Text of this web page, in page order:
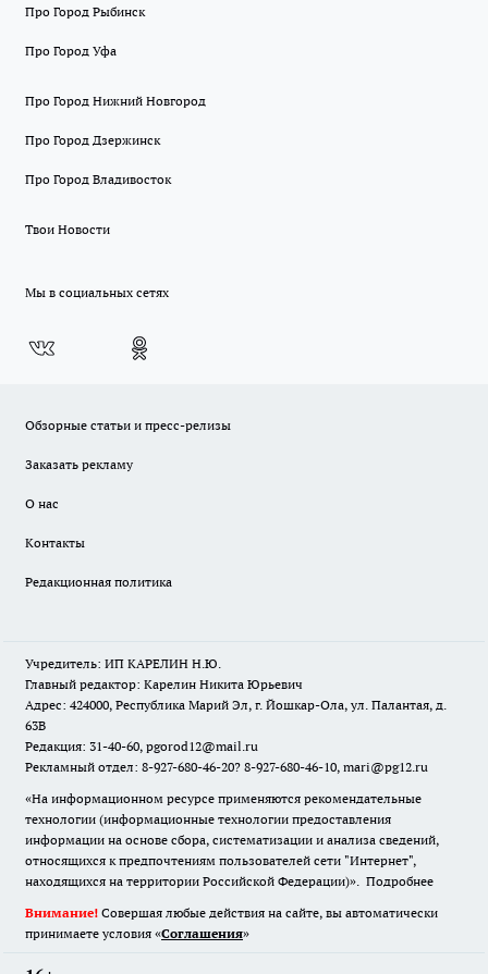
Про Город Рыбинск
Про Город Уфа
Про Город Нижний Новгород
Про Город Дзержинск
Про Город Владивосток
Твои Новости
Мы в социальных сетях
Обзорные статьи и пресс-релизы
Заказать рекламу
О нас
Контакты
Редакционная политика
Учредитель: ИП КАРЕЛИН Н.Ю.
Главный редактор: Карелин Никита Юрьевич
Адрес: 424000, Республика Марий Эл, г. Йошкар-Ола, ул. Палантая, д.
63В
Редакция: 31-40-60, pgorod12@mail.ru
Рекламный отдел: 8-927-680-46-20? 8-927-680-46-10, mari@pg12.ru
«На информационном ресурсе применяются рекомендательные
технологии (информационные технологии предоставления
информации на основе сбора, систематизации и анализа сведений,
относящихся к предпочтениям пользователей сети "Интернет",
находящихся на территории Российской Федерации)». Подробнее
Внимание! Совершая любые действия на сайте, вы автоматически
принимаете условия «Cоглашения»